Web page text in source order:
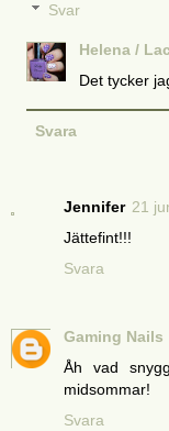
Svar
Helena /
Det tycker
Svara
Jennifer 21
Jättefint!!!
Svara
Gaming Nails
Åh vad
midsommar!
Svara